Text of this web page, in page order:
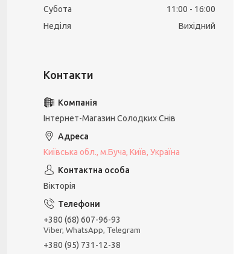
Субота
11:00
16:00
Неділя
Вихідний
Інтернет-Магазин Солодких Снів
Київська обл., м.Буча, Київ, Україна
Вікторія
+380 (68) 607-96-93
Viber, WhatsApp, Telegram
+380 (95) 731-12-38